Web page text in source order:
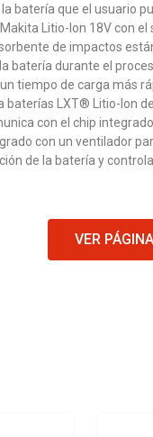
la batería que el usuario
Litio-Ion 18V con
de impactos
batería durante el
tiempo de carga más
baterías LXT® Litio-Ion
con el chip
con un ventilador
de la batería y
VER